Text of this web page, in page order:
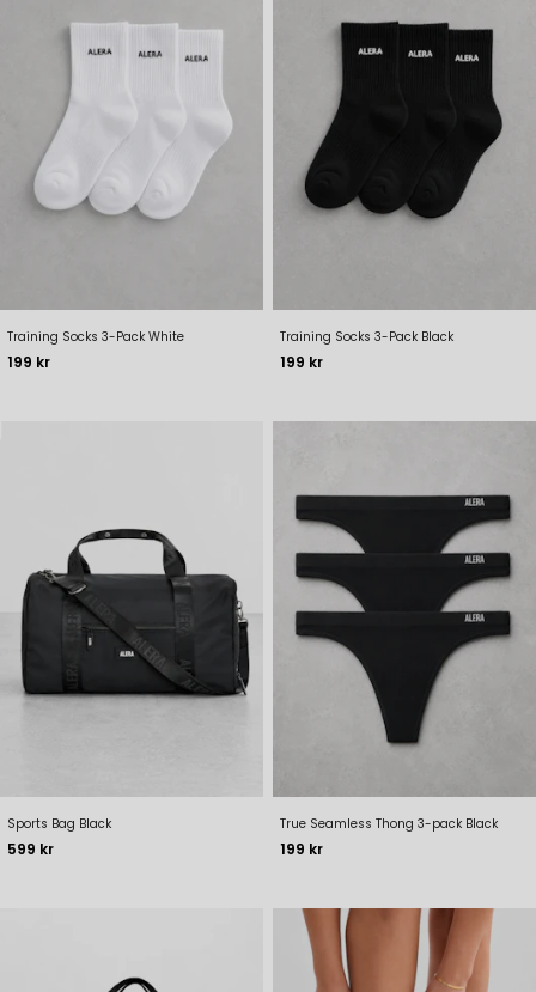
Training Socks 3-Pack White
Pris
199 kr
Training Socks 3-Pack Black
Pris
199 kr
Sports Bag Black
Pris
599 kr
True Seamless Thong 3-pack Black
Pris
199 kr